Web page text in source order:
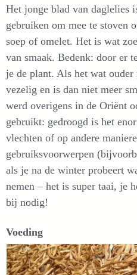
Het jonge blad van daglelies
gebruiken om mee te stoven
soep of omelet. Het is wat
van smaak. Bedenk: door er
je de plant. Als het wat
vezelig en is dan niet meer
werd overigens in de Oriënt
gebruikt: gedroogd is het
vlechten of op andere
gebruiksvoorwerpen
als je na de winter probeert
nemen – het is super taai, je
bij nodig!
Voeding